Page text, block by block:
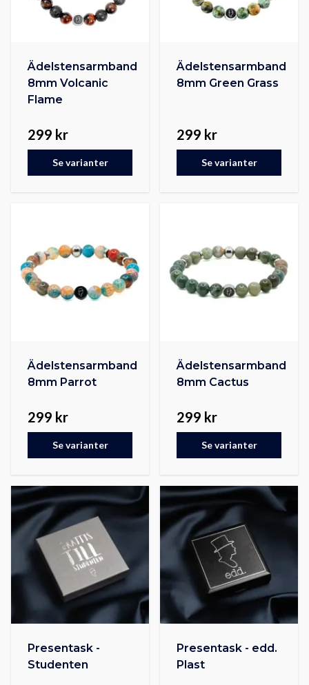
Ädelstensarmband
8mm Volcanic
Flame
299 kr
Se varianter
Ädelstensarmband
8mm Green Grass
299 kr
Se varianter
Ädelstensarmband
8mm Parrot
299 kr
Se varianter
Ädelstensarmband
8mm Cactus
299 kr
Se varianter
Presentask -
Studenten
Presentask - edd.
Plast